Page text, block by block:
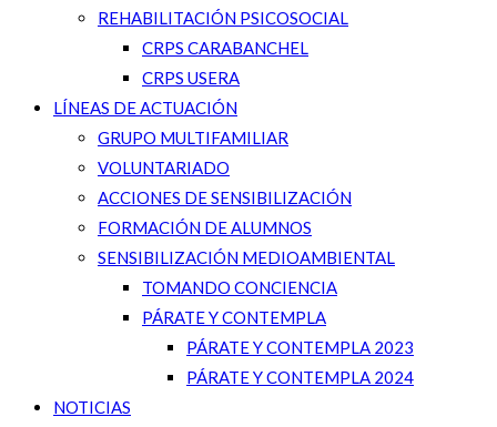
REHABILITACIÓN PSICOSOCIAL
CRPS CARABANCHEL
CRPS USERA
LÍNEAS DE ACTUACIÓN
GRUPO MULTIFAMILIAR
VOLUNTARIADO
ACCIONES DE SENSIBILIZACIÓN
FORMACIÓN DE ALUMNOS
SENSIBILIZACIÓN MEDIOAMBIENTAL
TOMANDO CONCIENCIA
PÁRATE Y CONTEMPLA
PÁRATE Y CONTEMPLA 2023
PÁRATE Y CONTEMPLA 2024
NOTICIAS